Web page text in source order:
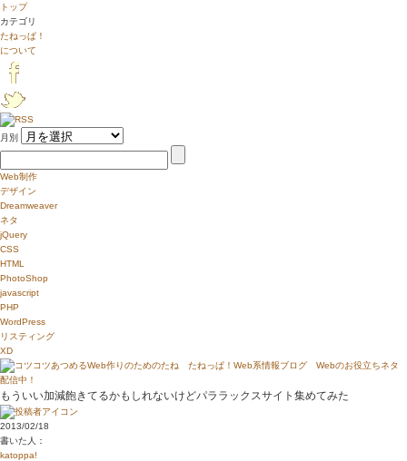
トップ
カテゴリ
たねっぱ！
について
月別
Web制作
デザイン
Dreamweaver
ネタ
jQuery
CSS
HTML
PhotoShop
javascript
PHP
WordPress
リスティング
XD
もういい加減飽きてるかもしれないけどパララックスサイト集めてみた
2013/02/18
書いた人：
katoppa!